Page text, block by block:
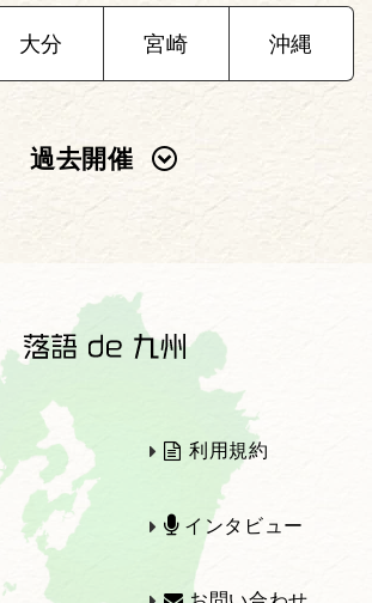
大分 宮崎 沖縄
過去開催
2022年
2020年
2018年
利用規約
インタビュー